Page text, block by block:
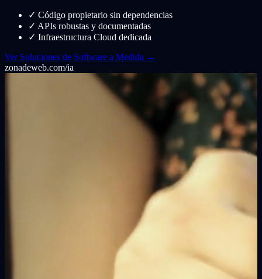
✓ Código propietario sin dependencias
✓ APIs robustas y documentadas
✓ Infraestructura Cloud dedicada
Ver Soluciones de Software a Medida →
zonadeweb.com/ia